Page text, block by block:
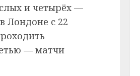
и четырёх —
Лондоне с 22
— матчи